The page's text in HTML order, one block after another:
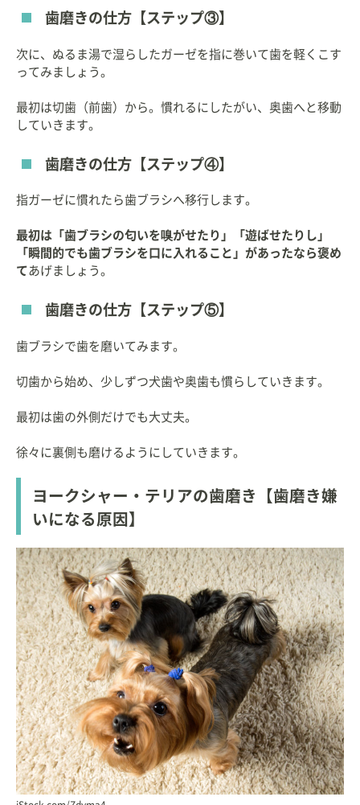
歯磨きの仕方【ステップ③】
次に、ぬるま湯で湿らしたガーゼを指に巻いて歯を軽くこす
ってみましょう。
最初は切歯（前歯）から。慣れるにしたがい、奥歯へと移動
していきます。
歯磨きの仕方【ステップ④】
指ガーゼに慣れたら歯ブラシへ移行します。
最初は「歯ブラシの匂いを嗅がせたり」「遊ばせたりし」
「瞬間的でも歯ブラシを口に入れること」があったなら褒め
てあげましょう。
歯磨きの仕方【ステップ⑤】
歯ブラシで歯を磨いてみます。
切歯から始め、少しずつ犬歯や奥歯も慣らしていきます。
最初は歯の外側だけでも大丈夫。
徐々に裏側も磨けるようにしていきます。
ヨークシャー・テリアの歯磨き【歯磨き嫌
いになる原因】